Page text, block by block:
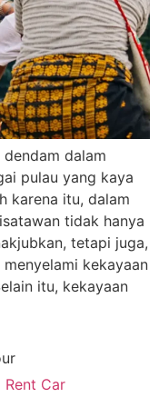
dalam
pulau yang kaya
karena itu, dalam
tidak hanya
tetapi juga,
kekayaan
itu, kekayaan
Rent Car